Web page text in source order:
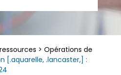
> Opérations de
[.aquarelle, .lancaster,] :